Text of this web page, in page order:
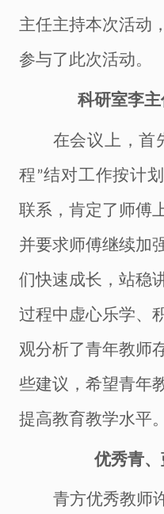
主任主持本次活动，
参与了此次活动。
科研室李
在会议上，首
程”结对工作按计
联系，肯定了师傅
并要求师傅继续加
们快速成长，站稳
过程中虚心乐学、
观分析了青年教师
些建议，希望青年
提高教育教学水平。
优秀青
青方优秀教师